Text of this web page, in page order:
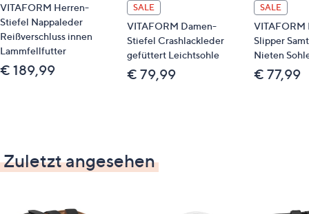
VITAFORM Herren-
Stiefel Nappaleder
Reißverschluss innen
Lammfellfutter
€ 189,99
SALE
VITAFORM Damen-
Stiefel Crashlackleder
gefüttert Leichtsohle
€ 79,99
SALE
VITAFORM
Slipper
Nieten
€ 77,99
Zuletzt angesehen